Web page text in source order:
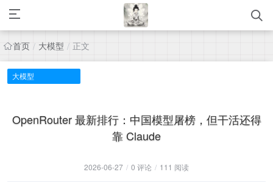
首页 / 大模型 / 正文
大模型
OpenRouter 最新排行：中国模型屠榜，但干活还得
靠 Claude
2026-06-27 / 0 评论 / 111 阅读